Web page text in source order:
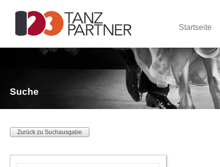
Startseite
Suche
Zurück zu Suchausgabe